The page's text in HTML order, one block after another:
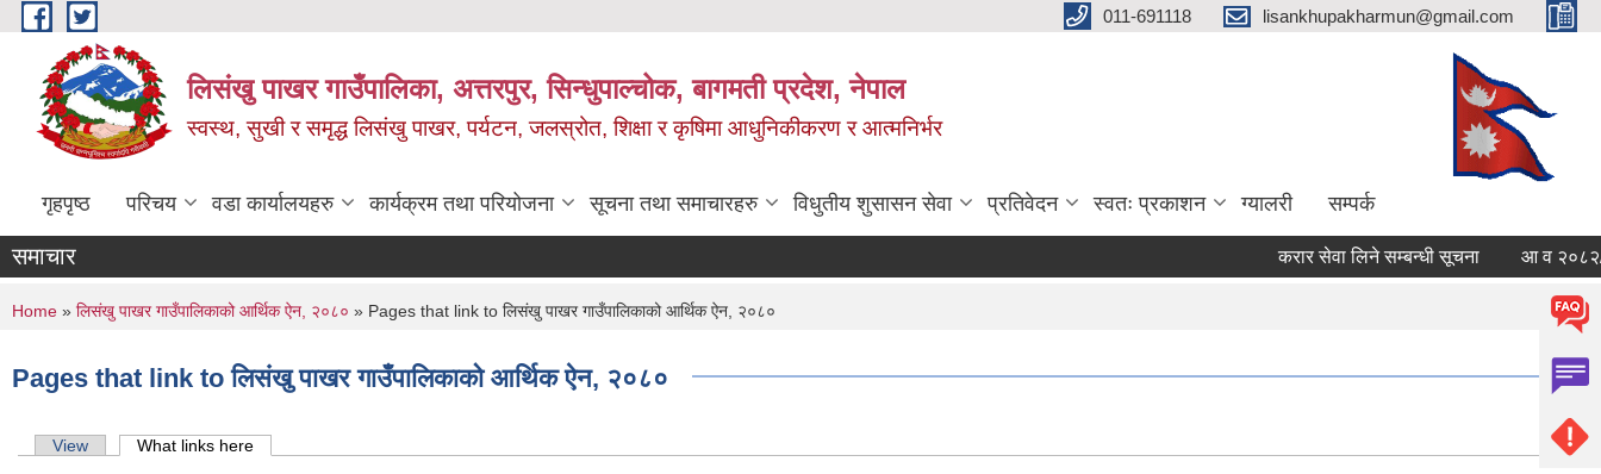
Skip to main content 011-691118 lisankhupakharmun@gmail.com
लिसंखु पाखर गाउँपालिका, अत्तरपुर, सिन्धुपाल्चोक, बागमती प्रदेश, नेपाल
स्वस्थ, सुखी र समृद्ध लिसंखु पाखर, पर्यटन, जलस्रोत, शिक्षा र कृषिमा आधुनिकीकरण र आत्मनिर्भर
गृहपृष्ठ परिचय वडा कार्यालयहरु कार्यक्रम तथा परियोजना सूचना तथा समाचारहरु विधुतीय शुसासन सेवा प्रतिवेदन स्वतः प्रकाशन ग्यालरी सम्पर्क
समाचार करार सेवा लिने सम्बन्धी सूचना आ व २०८२/०८३
You are here
Home » लिसंखु पाखर गाउँपालिकाको आर्थिक ऐन, २०८० » Pages that link to लिसंखु पाखर गाउँपालिकाको आर्थिक ऐन, २०८०
Pages that link to लिसंखु पाखर गाउँपालिकाको आर्थिक ऐन, २०८०
Primary tabs
View What links here